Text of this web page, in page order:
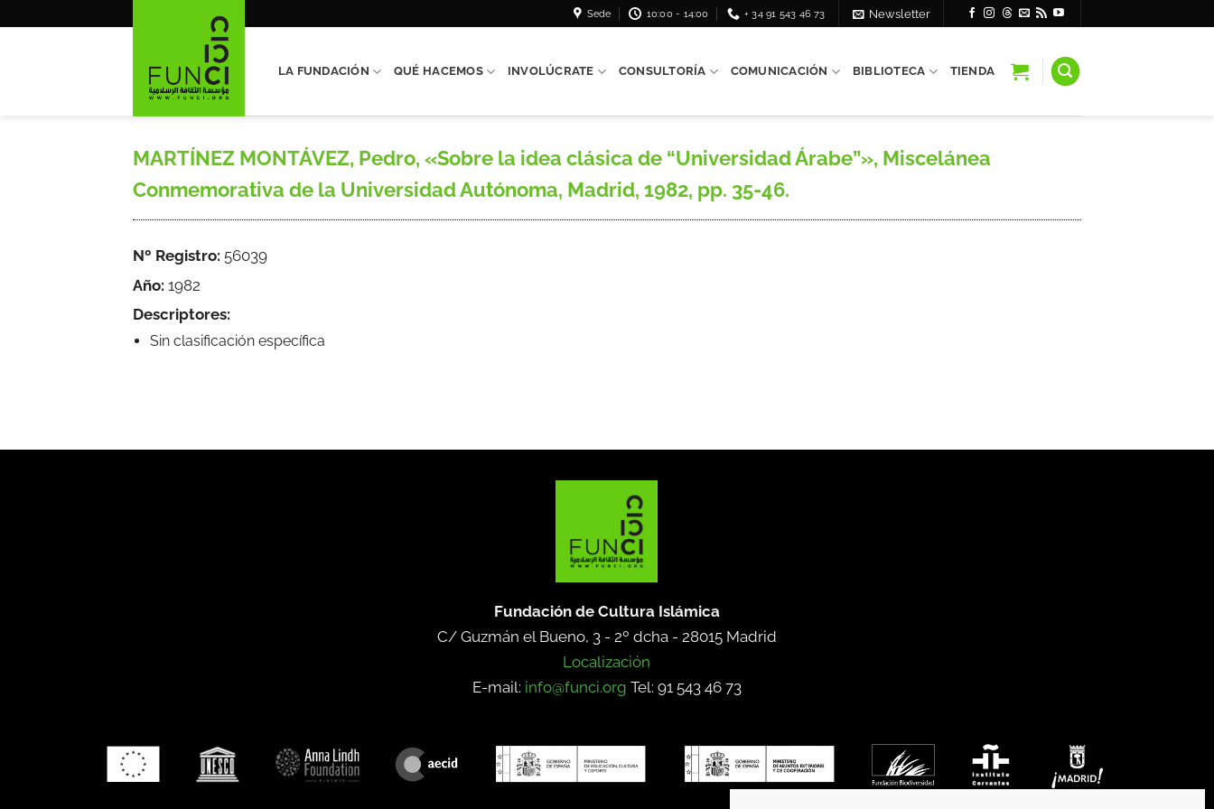
Sede 10:00 - 14:00 + 34 91 543 46 73 Newsletter
LA FUNDACIÓN QUÉ HACEMOS INVOLÚCRATE CONSULTORÍA COMUNICACIÓN BIBLIOTECA TIENDA
MARTÍNEZ MONTÁVEZ, Pedro, «Sobre la idea clásica de “Universidad Árabe”», Miscelánea
Conmemorativa de la Universidad Autónoma, Madrid, 1982, pp. 35-46.
Nº Registro: 56039
Año: 1982
Descriptores:
Sin clasificación específica
Fundación de Cultura Islámica
C/ Guzmán el Bueno, 3 - 2º dcha - 28015 Madrid
Localización
E-mail: info@funci.org Tel: 91 543 46 73